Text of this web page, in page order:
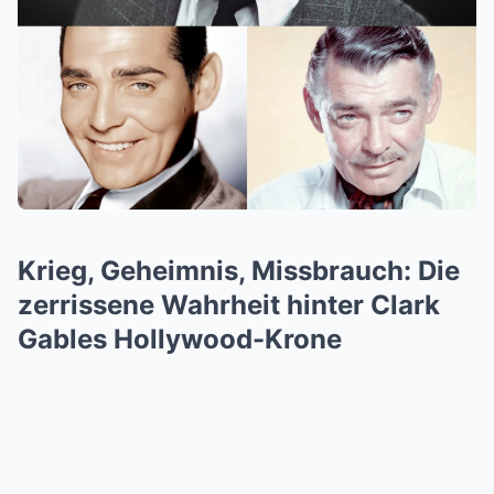
Krieg, Geheimnis, Missbrauch: Die
zerrissene Wahrheit hinter Clark
Gables Hollywood-Krone